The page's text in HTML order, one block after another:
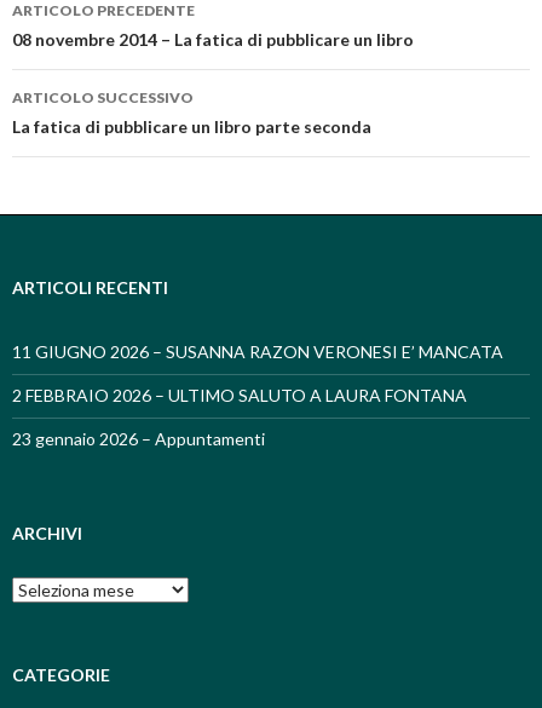
Navigazione articolo
ARTICOLO PRECEDENTE
08 novembre 2014 – La fatica di pubblicare un libro
ARTICOLO SUCCESSIVO
La fatica di pubblicare un libro parte seconda
ARTICOLI RECENTI
11 GIUGNO 2026 – SUSANNA RAZON VERONESI E’ MANCATA
2 FEBBRAIO 2026 – ULTIMO SALUTO A LAURA FONTANA
23 gennaio 2026 – Appuntamenti
ARCHIVI
Archivi
CATEGORIE